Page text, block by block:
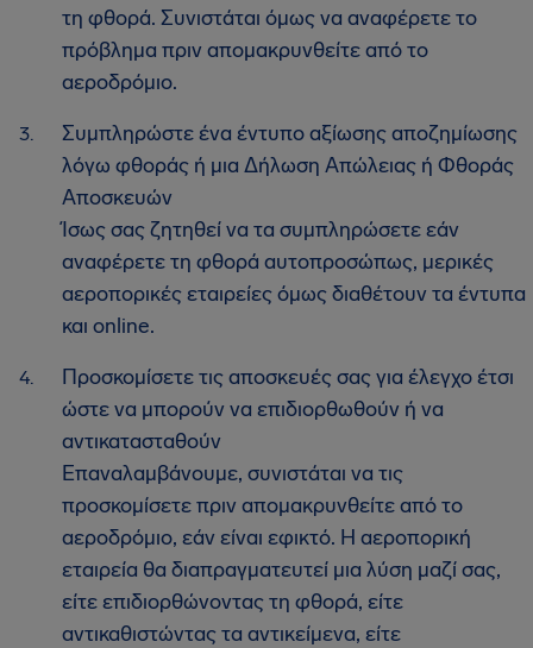
τη φθορά. Συνιστάται όμως να αναφέρετε το
πρόβλημα πριν απομακρυνθείτε από το
αεροδρόμιο.
Συμπληρώστε ένα έντυπο αξίωσης αποζημίωσης
λόγω φθοράς ή μια Δήλωση Απώλειας ή Φθοράς
Αποσκευών
Ίσως σας ζητηθεί να τα συμπληρώσετε εάν
αναφέρετε τη φθορά αυτοπροσώπως, μερικές
αεροπορικές εταιρείες όμως διαθέτουν τα έντυπα
και online.
Προσκομίσετε τις αποσκευές σας για έλεγχο έτσι
ώστε να μπορούν να επιδιορθωθούν ή να
αντικατασταθούν
Επαναλαμβάνουμε, συνιστάται να τις
προσκομίσετε πριν απομακρυνθείτε από το
αεροδρόμιο, εάν είναι εφικτό. Η αεροπορική
εταιρεία θα διαπραγματευτεί μια λύση μαζί σας,
είτε επιδιορθώνοντας τη φθορά, είτε
αντικαθιστώντας τα αντικείμενα, είτε